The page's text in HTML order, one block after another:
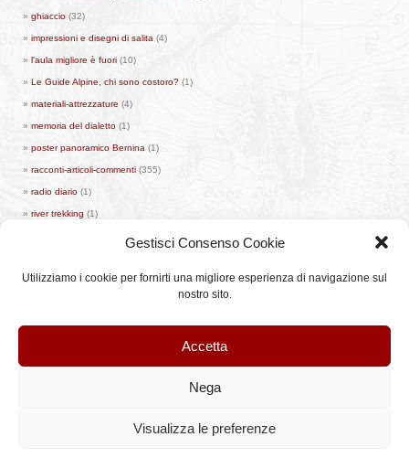
Gestisci Consenso Cookie
Utilizziamo i cookie per fornirti una migliore esperienza di navigazione sul
nostro sito.
Accetta
Nega
Visualizza le preferenze
ghiaccio (32)
impressioni e disegni di salita (4)
l'aula migliore è fuori (10)
Le Guide Alpine, chi sono costoro? (1)
materiali-attrezzature (4)
memoria del dialetto (1)
poster panoramico Bernina (1)
racconti-articoli-commenti (355)
radio diario (1)
river trekking (1)
senza categoria(54)
vademecum freeride bernina valmalenco(1)
video(12)
©StileAlpino.it - Testi e immagini sono proprietà di StileAlpino.it, qualsiasi riproduzione anche
parziale è vietata.